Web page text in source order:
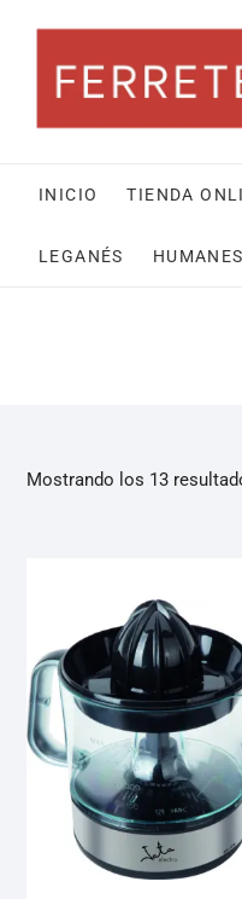
INICIO TIENDA
LEGANÉS
Mostrando los 13